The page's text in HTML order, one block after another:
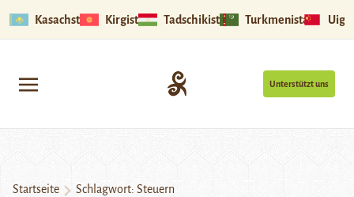
Kasachstan Kirgistan Tadschikistan Turkmenistan
Unterstützt uns
Startseite Schlagwort: Steuern